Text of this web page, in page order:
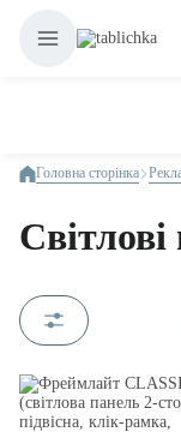
Головна сторінка